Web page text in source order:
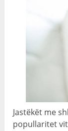
Jastëkët me
popullaritet